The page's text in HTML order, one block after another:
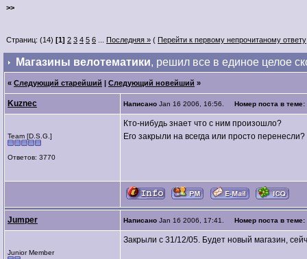
>>
Страниц: (14) [1] 2 3 4 5 6 Последняя » ( Перейти к первому непрочитаному ответу
Магазины велотематики, решил все в единое целое
« Следующий старейший | Следующий новейший »
Kuznec Написано Jan 16 2006, 16:56. Номер поста в теме:
Team [D.S.G.]
Ответов: 3770
Кто-нибудь знает что с ним произошло?
Его закрыли на всегда или просто перенесли?
Jumper Написано Jan 16 2006, 17:41. Номер поста в теме:
Junior Member
Закрыли с 31/12/05. Будет новый магазин,